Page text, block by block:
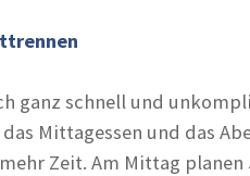
ganz schnell und
Mittagessen und das
Zeit. Am Mittag